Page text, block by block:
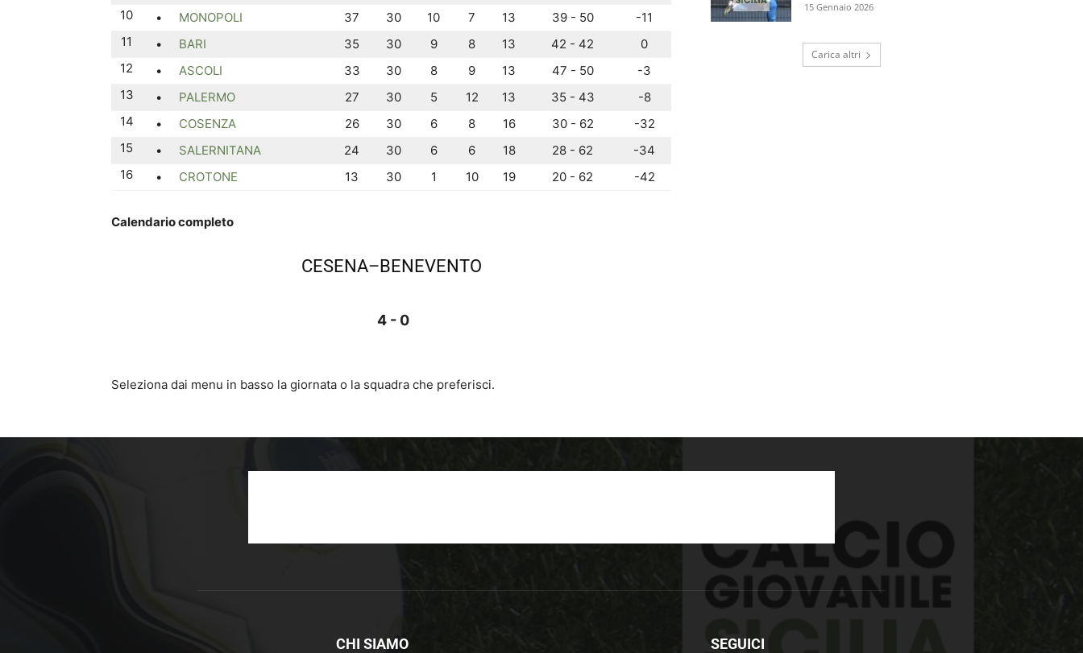
10
• MONOPOLI 37 30 10 7 13 39 - 50
-11
11
• BARI 35 30 9 8 13 42 - 42
0
12
• ASCOLI 33 30 8 9 13 47 - 50
-3
13
• PALERMO 27 30 5 12 13 35 - 43
-8
14
• COSENZA 26 30 6 8 16 30 - 62
-32
15
• SALERNITANA 24 30 6 6 18 28 - 62
-34
16
• CROTONE 13 30 1 10 19 20 - 62 -42
Calendario completo
CESENA–BENEVENTO
4 - 0
Seleziona dai menu in basso la giornata o la squadra che preferisci.
15 Gennaio 2026
Carica altri
CHI SIAMO SEGUICI